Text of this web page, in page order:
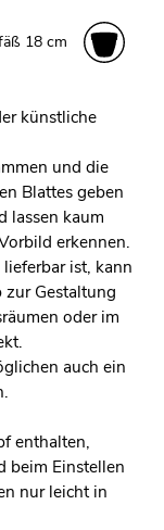
18 cm
künstliche
und die
Blattes geben
lassen kaum
erkennen.
ist, kann
Gestaltung
oder im
auch ein
enthalten,
beim Einstellen
nur leicht in